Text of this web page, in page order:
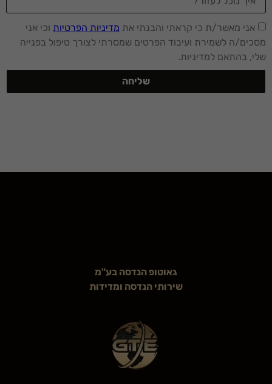
אני מאשר/ת כי קראתי והבנתי את מדיניות הפרטיות וכי אני
מסכים/ה לשמירת ועיבוד הפרטים שמסרתי לצורך טיפול בפנייה
שלי, בהתאם למדיניות.
שליחה
גאוטופ הנדסה בע"מ
שירותי הנדסה ומדידות